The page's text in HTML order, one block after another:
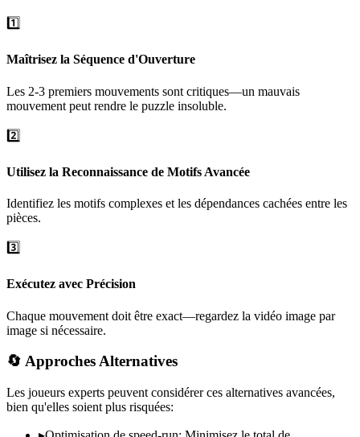
1️⃣
Maîtrisez la Séquence d'Ouverture
Les 2-3 premiers mouvements sont critiques—un mauvais
mouvement peut rendre le puzzle insoluble.
2️⃣
Utilisez la Reconnaissance de Motifs Avancée
Identifiez les motifs complexes et les dépendances cachées entre les
pièces.
3️⃣
Exécutez avec Précision
Chaque mouvement doit être exact—regardez la vidéo image par
image si nécessaire.
🔄 Approches Alternatives
Les joueurs experts peuvent considérer ces alternatives avancées,
bien qu'elles soient plus risquées: